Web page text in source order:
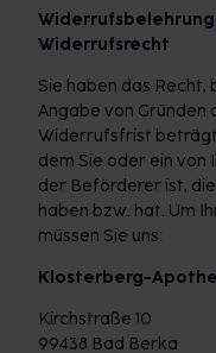
Widerrufsrecht
Sie haben das Recht,
Angabe von Gründen
Widerrufsfrist
dem Sie oder ein
der Beförderer ist,
haben bzw. hat. Um
müssen Sie uns:
Klosterberg-
Kirchstraße 10
99438 Bad Berka